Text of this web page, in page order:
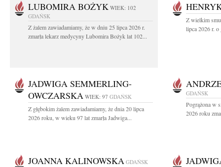
LUBOMIRA BOŻYK WIEK: 102
GDAŃSK
Z żalem zawiadamiamy, że w dniu 25 lipca 2026 r.
zmarła lekarz medycyny Lubomira Bożyk lat 102...
Z wielkim
lipca 2026 r. o
JADWIGA SEMMERLING-
OWCZARSKA WIEK: 97 GDAŃSK
Z głębokim żalem zawiadamiamy, że dnia 20 lipca
2026 roku, w wieku 97 lat zmarła Jadwiga...
GDAŃSK
Pogrążona w
2026 roku
JOANNA KALINOWSKA GDAŃSK